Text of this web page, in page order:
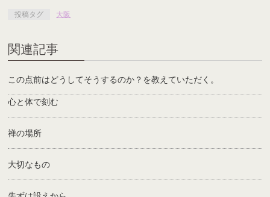
投稿タグ 大阪
関連記事
この点前はどうしてそうするのか？を教えていただく。
心と体で刻む
禅の場所
大切なもの